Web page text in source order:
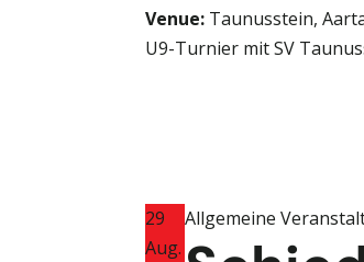
Venue: Taunusstein,
U9-Turnier mit SV
29
Aug.
Allgemeine